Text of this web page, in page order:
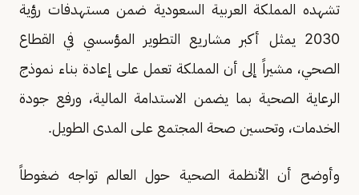
تشهده المملكة العربية السعودية ضمن مستهدفات رؤية
2030 يمثل أكبر مشاريع التطوير المؤسسي في القطاع
الصحي، مشيراً إلى أن المملكة تعمل على إعادة بناء نموذج
الرعاية الصحية بما يضمن الاستدامة المالية، ورفع جودة
الخدمات، وتحسين صحة المجتمع على المدى الطويل.
وأوضح أن الأنظمة الصحية حول العالم تواجه ضغوطاً